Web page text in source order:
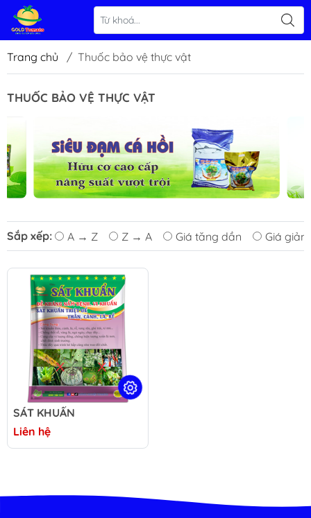
Trang chủ / Thuốc bảo vệ thực vật
THUỐC BẢO VỆ THỰC VẬT
Sắp xếp: A → Z Z → A Giá tăng dần Giá
SÁT KHUẨN
Liên hệ